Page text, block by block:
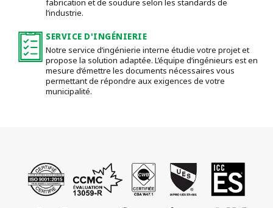
fabrication et de soudure selon les standards de
l’industrie.
SERVICE D'INGÉNIERIE
Notre service d’ingénierie interne étudie votre projet et
propose la solution adaptée. L’équipe d’ingénieurs est en
mesure d’émettre les documents nécessaires vous
permettant de répondre aux exigences de votre
municipalité.